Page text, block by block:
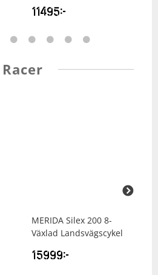
11495kr
Racer
MERIDA Silex 200 8-
Växlad Landsvägscykel
15999kr